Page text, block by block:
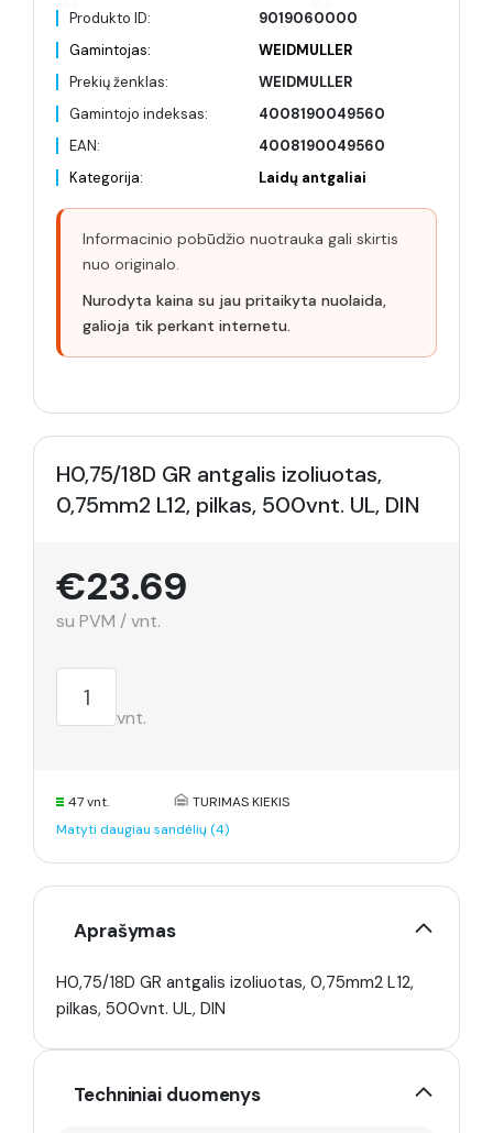
Produkto ID:
9019060000
Gamintojas:
WEIDMULLER
Prekių ženklas:
WEIDMULLER
Gamintojo indeksas:
4008190049560
EAN:
4008190049560
Kategorija:
Laidų antgaliai
Informacinio pobūdžio nuotrauka gali skirtis
nuo originalo.
Nurodyta kaina su jau pritaikyta nuolaida,
galioja tik perkant internetu.
H0,75/18D GR antgalis izoliuotas,
0,75mm2 L12, pilkas, 500vnt. UL, DIN
€23.69
su PVM / vnt.
vnt.
47 vnt.
TURIMAS KIEKIS
Matyti daugiau sandėlių (4)
Aprašymas
H0,75/18D GR antgalis izoliuotas, 0,75mm2 L12,
pilkas, 500vnt. UL, DIN
Techniniai duomenys